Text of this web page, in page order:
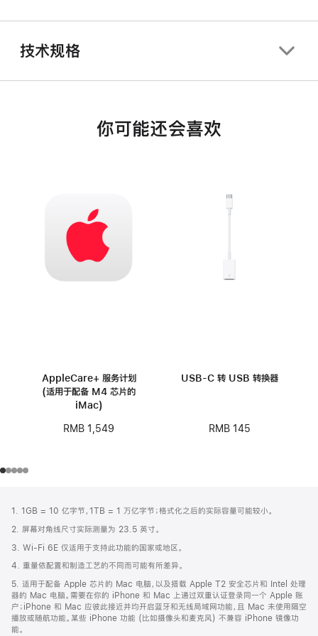
技术规格
你可能还会喜欢
AppleCare+ 服务计划
(适用于配备 M4 芯片的
iMac)
RMB 1,549
USB-C 转 USB 转换器
RMB 145
页
脚
注
1. 1GB = 10 亿字节，1TB = 1 万亿字节；格式化之后的实际容量可能较小。
2. 屏幕对角线尺寸实际测量为 23.5 英寸。
3. Wi-Fi 6E 仅适用于支持此功能的国家或地区。
4. 重量依配置和制造工艺的不同而可能有所差异。
5. 适用于配备 Apple 芯片的 Mac 电脑，以及搭载 Apple T2 安全芯片和 Intel 处理
器的 Mac 电脑。需要在你的 iPhone 和 Mac 上通过双重认证登录同一个 Apple 账
户；iPhone 和 Mac 应彼此接近并均开启蓝牙和无线局域网功能，且 Mac 未使用隔空
播放或随航功能。某些 iPhone 功能 (比如摄像头和麦克风) 不兼容 iPhone 镜像功
能。